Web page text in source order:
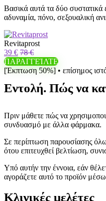
Βασικά αυτά τα δύο συστατικά
αδυναμία, πόνο, σεξουαλική
Revitaprost
39 € 78 €
ΠΑΡΑΓΓΕΊΛΤΕ
[Έκπτωση 50%] • επίσημος
Εντολή. Πώς να
Πριν μάθετε πώς να
συνδυασμό με άλλα φάρμακα.
Σε περίπτωση παρουσίασης
ότου επιτευχθεί βελτίωση,
Υπό αυτήν την έννοια, εάν
αγοράζετε αυτό το προϊόν
Κλινικές μελέτες